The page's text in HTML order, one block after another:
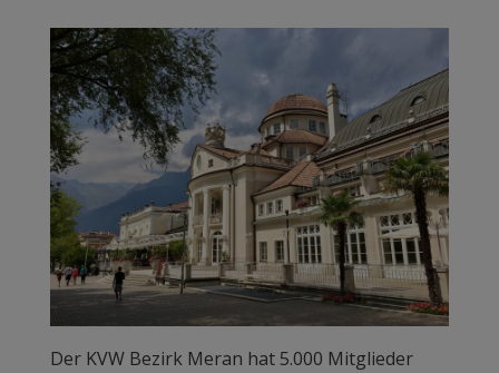
Der KVW Bezirk Meran hat 5.000 Mitglieder